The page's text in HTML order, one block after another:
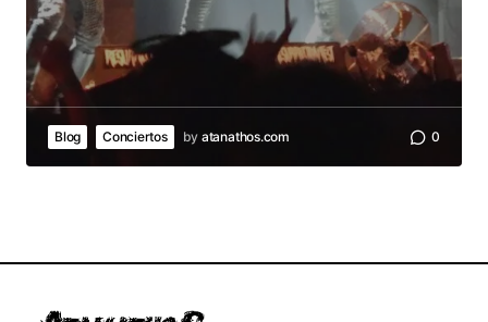
Blog Conciertos by atanathos.com 0